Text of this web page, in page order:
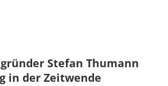
Stefan Thumann
in der Zeitwende